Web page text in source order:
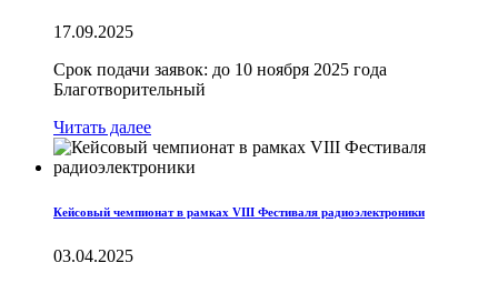
17.09.2025
Срок подачи заявок: до 10 ноября 2025 года
Благотворительный
Читать далее
Кейсовый чемпионат в рамках VIII Фестиваля радиоэлектроники
03.04.2025